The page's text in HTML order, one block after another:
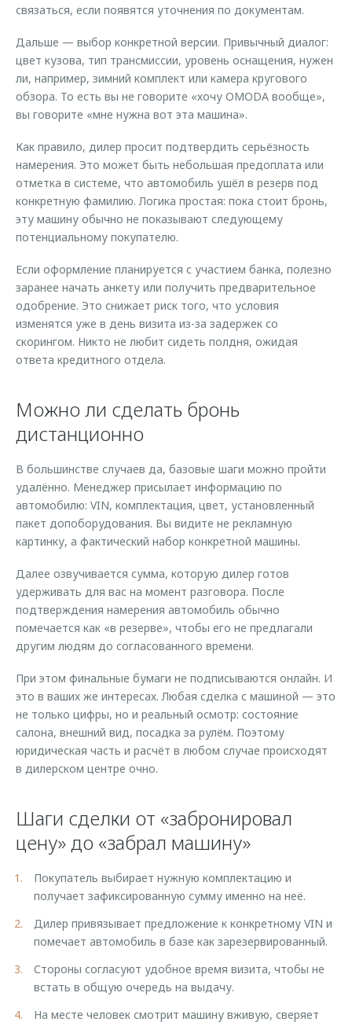
связаться, если появятся уточнения по документам.
Дальше — выбор конкретной версии. Привычный диалог:
цвет кузова, тип трансмиссии, уровень оснащения, нужен
ли, например, зимний комплект или камера кругового
обзора. То есть вы не говорите «хочу OMODA вообще»,
вы говорите «мне нужна вот эта машина».
Как правило, дилер просит подтвердить серьёзность
намерения. Это может быть небольшая предоплата или
отметка в системе, что автомобиль ушёл в резерв под
конкретную фамилию. Логика простая: пока стоит бронь,
эту машину обычно не показывают следующему
потенциальному покупателю.
Если оформление планируется с участием банка, полезно
заранее начать анкету или получить предварительное
одобрение. Это снижает риск того, что условия
изменятся уже в день визита из-за задержек со
скорингом. Никто не любит сидеть полдня, ожидая
ответа кредитного отдела.
Можно ли сделать бронь
дистанционно
В большинстве случаев да, базовые шаги можно пройти
удалённо. Менеджер присылает информацию по
автомобилю: VIN, комплектация, цвет, установленный
пакет допоборудования. Вы видите не рекламную
картинку, а фактический набор конкретной машины.
Далее озвучивается сумма, которую дилер готов
удерживать для вас на момент разговора. После
подтверждения намерения автомобиль обычно
помечается как «в резерве», чтобы его не предлагали
другим людям до согласованного времени.
При этом финальные бумаги не подписываются онлайн. И
это в ваших же интересах. Любая сделка с машиной — это
не только цифры, но и реальный осмотр: состояние
салона, внешний вид, посадка за рулём. Поэтому
юридическая часть и расчёт в любом случае происходят
в дилерском центре очно.
Шаги сделки от «забронировал
цену» до «забрал машину»
Покупатель выбирает нужную комплектацию и
получает зафиксированную сумму именно на неё.
Дилер привязывает предложение к конкретному VIN и
помечает автомобиль в базе как зарезервированный.
Стороны согласуют удобное время визита, чтобы не
встать в общую очередь на выдачу.
На месте человек смотрит машину вживую, сверяет